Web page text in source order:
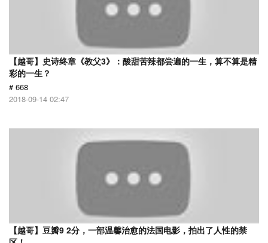
【越哥】史诗终章《教父3》：酸甜苦辣都尝遍的一生，算不算是精
彩的一生？
# 668
2018-09-14 02:47
【越哥】豆瓣9 2分，一部温馨治愈的法国电影，拍出了人性的禁